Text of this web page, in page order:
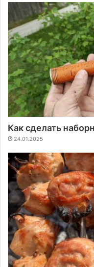
Как сделать
24.01.2025